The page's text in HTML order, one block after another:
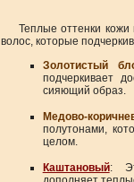
Теплые оттенки
волос, которые
Золотистый
подчеркивает
сияющий образ.
Медово-
полутонами,
целом.
Каштановый: